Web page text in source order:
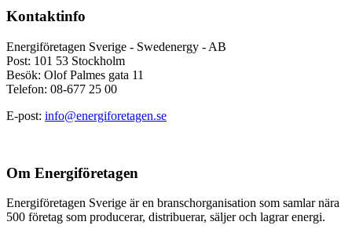
Kontaktinfo
Energiföretagen Sverige - Swedenergy - AB
Post: 101 53 Stockholm
Besök: Olof Palmes gata 11
Telefon: 08-677 25 00
E-post: info@energiforetagen.se
Om Energiföretagen
Energiföretagen Sverige är en branschorganisation som samlar nära
500 företag som producerar, distribuerar, säljer och lagrar energi.